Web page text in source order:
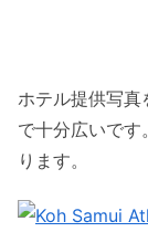
ホテル提供写真
で十分広いで
ります。